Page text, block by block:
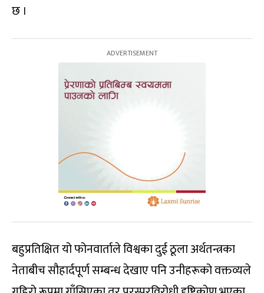
छ ।
बहुप्रतिक्षित यो फोनवार्ताले विश्वका दुई ठूला अर्थतन्त्रका
नेताबीच सौहार्दपूर्ण सम्बन्ध देखाए पनि उनीहरूको वक्तव्यले